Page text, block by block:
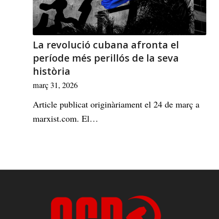
La revolució cubana afronta el
període més perillós de la seva
història
març 31, 2026
Article publicat originàriament el 24 de març a
marxist.com. El…